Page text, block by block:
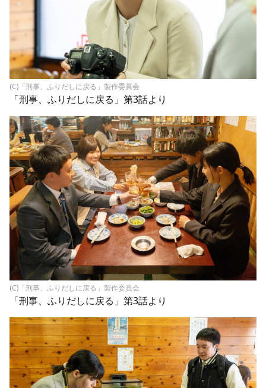
(C)「刑事、ふりだしに戻る」製作委員会
「刑事、ふりだしに戻る」第3話より
(C)「刑事、ふりだしに戻る」製作委員会
「刑事、ふりだしに戻る」第3話より